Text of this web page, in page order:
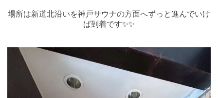
場所は新道北沿いを神戸サウナの方面へずっと進んでいけ
ば到着です✨✨